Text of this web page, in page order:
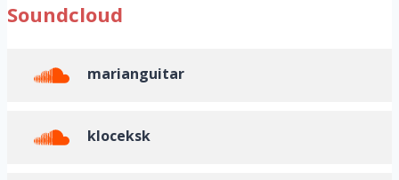
Soundcloud
marianguitar
kloceksk